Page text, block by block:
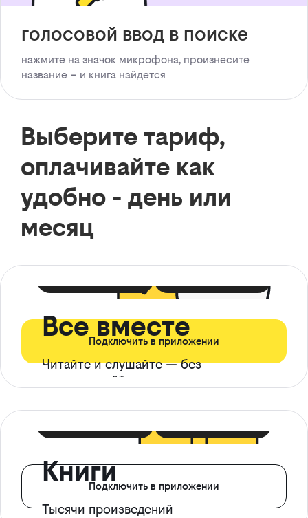
голосовой ввод в поиске
нажмите на значок микрофона, произнесите
название – и книга найдется
Выберите тариф,
оплачивайте как
удобно - день или
месяц
Все вместе
Читайте и слушайте — без
ограничений*
Подключить в приложении
Книги
Тысячи произведений
Подключить в приложении